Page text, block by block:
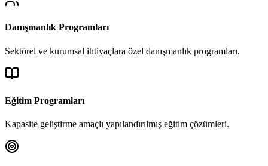
Danışmanlık Programları
Sektörel ve kurumsal ihtiyaçlara özel danışmanlık programları.
Eğitim Programları
Kapasite geliştirme amaçlı yapılandırılmış eğitim çözümleri.